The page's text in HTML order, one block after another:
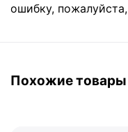
ошибку, пожалуйста,
Похожие товары